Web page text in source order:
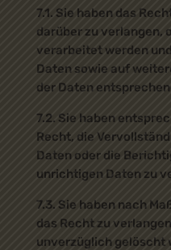
7.1. Sie haben das
darüber zu verlangen,
verarbeitet werden
Daten sowie auf
der Daten
7.2. Sie haben
Recht, die
Daten oder die
unrichtigen Daten zu
7.3. Sie haben nach
das Recht zu
unverzüglich gelöscht